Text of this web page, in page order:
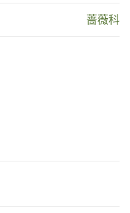
蔷薇科